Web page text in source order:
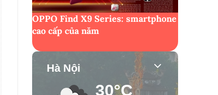
OPPO Find X9 Series: smartphone
cao cấp của năm
Hà Nội
30°C